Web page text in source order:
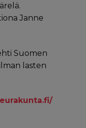
Janne
Suomen
lasten